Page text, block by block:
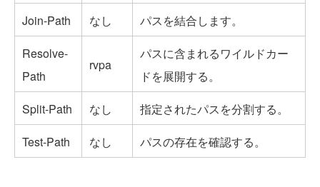
Join-Path
なし
パスを結合します。
Resolve-
Path
rvpa
パスに含まれるワイルドカー
ドを展開する。
Split-Path
なし
指定されたパスを分割する。
Test-Path
なし パスの存在を確認する。